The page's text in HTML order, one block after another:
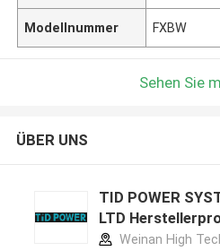
Modellnummer FXBW
Sehen Sie
ÜBER UNS
TID POWER
LTD
Weinan High